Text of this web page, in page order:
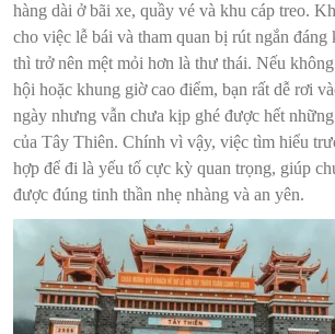
hàng dài ở bãi xe, quầy vé và khu cáp treo.
cho việc lễ bái và tham quan bị rút ngắn đáng
thì trở nên mệt mỏi hơn là thư thái. Nếu
hội hoặc khung giờ cao điểm, bạn rất dễ rơi
ngày nhưng vẫn chưa kịp ghé được hết
của Tây Thiên. Chính vì vậy, việc tìm hiểu
hợp để đi là yếu tố cực kỳ quan trọng, giúp
được đúng tinh thần nhẹ nhàng và an yên.